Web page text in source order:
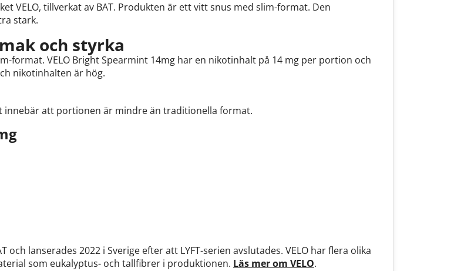
VELO, tillverkat av BAT. Produkten är ett vitt snus med slim-format. Den
stark.
och styrka
format. VELO Bright Spearmint 14mg har en nikotinhalt på 14 mg per portion och
nikotinhalten är hög.
innebär att portionen är mindre än traditionella format.
lanserades 2022 i Sverige efter att LYFT-serien avslutades. VELO har flera olika
som eukalyptus- och tallfibrer i produktionen. Läs mer om VELO.